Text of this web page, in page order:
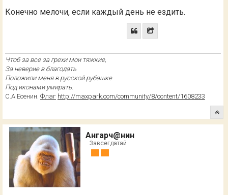
Конечно мелочи, если каждый день не ездить.
Чтоб за все за грехи мои тяжкие,
За неверие в благодать
Положили меня в русской рубашке
Под иконами умирать
С.А Есенин. Флаг http://maxpark.com/community/8/content/1608233
Ангарч@нин
Завсегдатай